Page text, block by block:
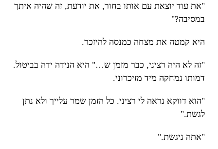
"את עוד יוצאת עם אותו בחור, את יודעת, זה שהיה איתך
במסיבה?"
היא קמטה את מצחה כמנסה להיזכר.
"זה לא היה רציני, כבר מזמן ש…" היא הנידה ידה בביטול.
דמותו נמחקה מיד מזיכרוני.
"הוא דווקא נראה לי רציני. כל הזמן שמר עלייך ולא נתן
לגשת."
"אתה ניגשת."